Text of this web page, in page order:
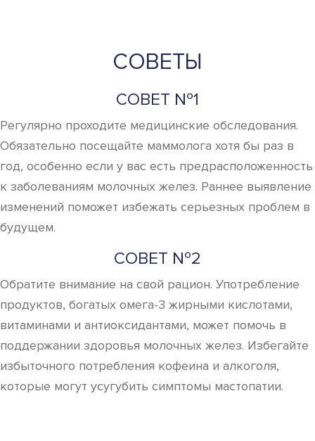
СОВЕТЫ
СОВЕТ №1
Регулярно проходите медицинские обследования.
Обязательно посещайте маммолога хотя бы раз в
год, особенно если у вас есть предрасположенность
к заболеваниям молочных желез. Раннее выявление
изменений поможет избежать серьезных проблем в
будущем.
СОВЕТ №2
Обратите внимание на свой рацион. Употребление
продуктов, богатых омега-3 жирными кислотами,
витаминами и антиоксидантами, может помочь в
поддержании здоровья молочных желез. Избегайте
избыточного потребления кофеина и алкоголя,
которые могут усугубить симптомы мастопатии.